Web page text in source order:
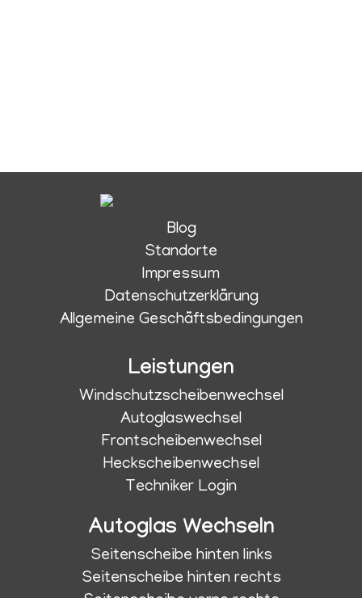
Blog
Standorte
Impressum
Datenschutzerklärung
Allgemeine Geschäftsbedingungen
Leistungen
Windschutzscheibenwechsel
Autoglaswechsel
Frontscheibenwechsel
Heckscheibenwechsel
Techniker Login
Autoglas Wechseln
Seitenscheibe hinten links
Seitenscheibe hinten rechts